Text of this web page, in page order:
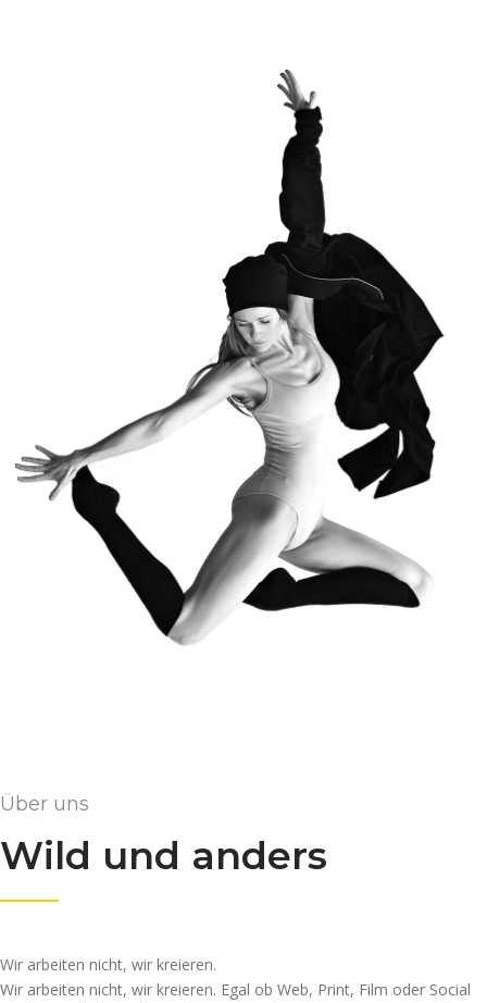
Über uns
Wild und anders
Wir arbeiten nicht, wir kreieren.
Wir arbeiten nicht, wir kreieren. Egal ob Web, Print, Film oder Social